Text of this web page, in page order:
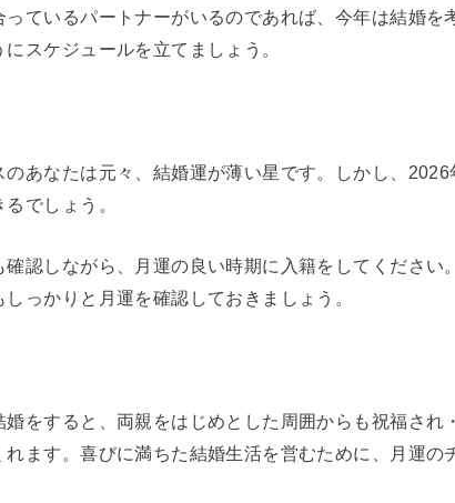
っているパートナーがいるのであれば、今年は結婚を
スケジュールを立てましょう。
のあなたは元々、結婚運が薄い星です。しかし、
でしょう。
確認しながら、月運の良い時期に入籍をしてください
っかりと月運を確認しておきましょう。
婚をすると、両親をはじめとした周囲からも祝福され
れます。喜びに満ちた結婚生活を営むために、月運の